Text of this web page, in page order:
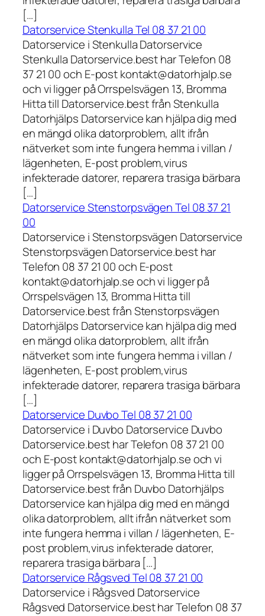
[…]
Datorservice Stenkulla Tel 08 37 21 00
Datorservice i Stenkulla Datorservice
Stenkulla Datorservice.best har Telefon 08
37 21 00 och E-post kontakt@datorhjalp.se
och vi ligger på Orrspelsvägen 13, Bromma
Hitta till Datorservice.best från Stenkulla
Datorhjälps Datorservice kan hjälpa dig med
en mängd olika datorproblem, allt ifrån
nätverket som inte fungera hemma i villan /
lägenheten, E-post problem,virus
infekterade datorer, reparera trasiga bärbara
[…]
Datorservice Stenstorpsvägen Tel 08 37 21
00
Datorservice i Stenstorpsvägen Datorservice
Stenstorpsvägen Datorservice.best har
Telefon 08 37 21 00 och E-post
kontakt@datorhjalp.se och vi ligger på
Orrspelsvägen 13, Bromma Hitta till
Datorservice.best från Stenstorpsvägen
Datorhjälps Datorservice kan hjälpa dig med
en mängd olika datorproblem, allt ifrån
nätverket som inte fungera hemma i villan /
lägenheten, E-post problem,virus
infekterade datorer, reparera trasiga bärbara
[…]
Datorservice Duvbo Tel 08 37 21 00
Datorservice i Duvbo Datorservice Duvbo
Datorservice.best har Telefon 08 37 21 00
och E-post kontakt@datorhjalp.se och vi
ligger på Orrspelsvägen 13, Bromma Hitta till
Datorservice.best från Duvbo Datorhjälps
Datorservice kan hjälpa dig med en mängd
olika datorproblem, allt ifrån nätverket som
inte fungera hemma i villan / lägenheten, E-
post problem,virus infekterade datorer,
reparera trasiga bärbara […]
Datorservice Rågsved Tel 08 37 21 00
Datorservice i Rågsved Datorservice
Rågsved Datorservice.best har Telefon 08 37